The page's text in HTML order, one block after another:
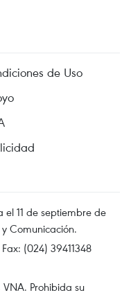
de Uso
el 11 de septiembre de
Comunicación.
(024) 39411348
Prohibida su